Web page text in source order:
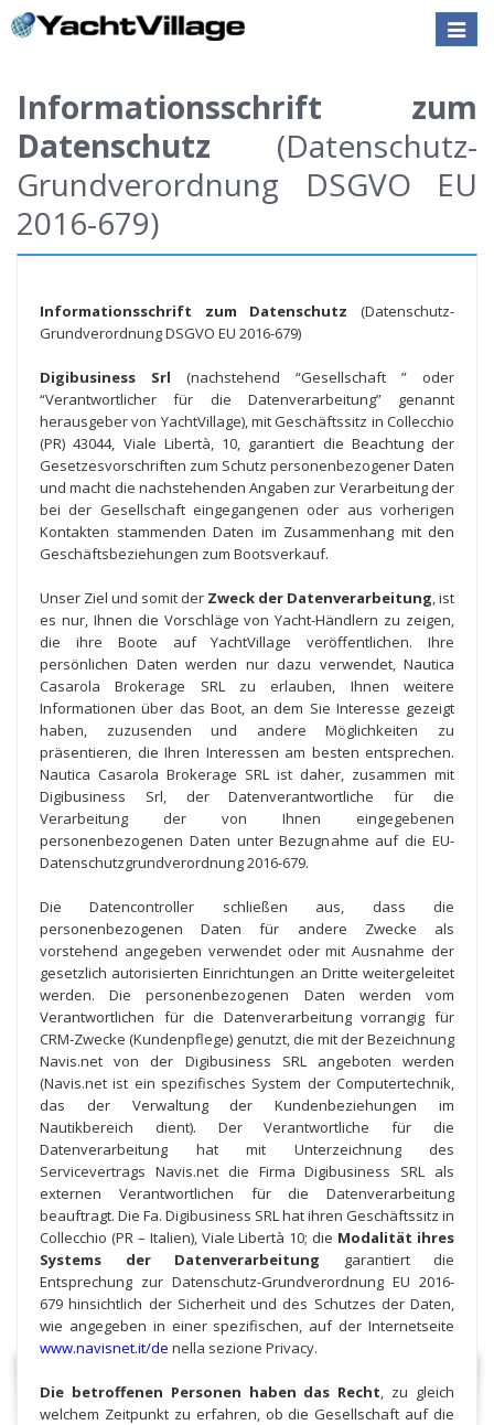
Toggle
Informationsschrift zum
Datenschutz (Datenschutz-
Grundverordnung DSGVO EU
2016-679)
Informationsschrift zum Datenschutz (Datenschutz-
Grundverordnung DSGVO EU 2016-679)
Digibusiness Srl (nachstehend “Gesellschaft ” oder
“Verantwortlicher für die Datenverarbeitung” genannt
herausgeber von YachtVillage), mit Geschäftssitz in Collecchio
(PR) 43044, Viale Libertà, 10, garantiert die Beachtung der
Gesetzesvorschriften zum Schutz personenbezogener Daten
und macht die nachstehenden Angaben zur Verarbeitung der
bei der Gesellschaft eingegangenen oder aus vorherigen
Kontakten stammenden Daten im Zusammenhang mit den
Geschäftsbeziehungen zum Bootsverkauf.
Unser Ziel und somit der Zweck der Datenverarbeitung, ist
es nur, Ihnen die Vorschläge von Yacht-Händlern zu zeigen,
die ihre Boote auf YachtVillage veröffentlichen. Ihre
persönlichen Daten werden nur dazu verwendet, Nautica
Casarola Brokerage SRL zu erlauben, Ihnen weitere
Informationen über das Boot, an dem Sie Interesse gezeigt
haben, zuzusenden und andere Möglichkeiten zu
präsentieren, die Ihren Interessen am besten entsprechen.
Nautica Casarola Brokerage SRL ist daher, zusammen mit
Digibusiness Srl, der Datenverantwortliche für die
Verarbeitung der von Ihnen eingegebenen
personenbezogenen Daten unter Bezugnahme auf die EU-
Datenschutzgrundverordnung 2016-679.
Die Datencontroller schließen aus, dass die
personenbezogenen Daten für andere Zwecke als
vorstehend angegeben verwendet oder mit Ausnahme der
gesetzlich autorisierten Einrichtungen an Dritte weitergeleitet
werden. Die personenbezogenen Daten werden vom
Verantwortlichen für die Datenverarbeitung vorrangig für
CRM-Zwecke (Kundenpflege) genutzt, die mit der Bezeichnung
Navis.net von der Digibusiness SRL angeboten werden
(Navis.net ist ein spezifisches System der Computertechnik,
das der Verwaltung der Kundenbeziehungen im
Nautikbereich dient). Der Verantwortliche für die
Datenverarbeitung hat mit Unterzeichnung des
Servicevertrags Navis.net die Firma Digibusiness SRL als
externen Verantwortlichen für die Datenverarbeitung
beauftragt. Die Fa. Digibusiness SRL hat ihren Geschäftssitz in
Collecchio (PR – Italien), Viale Libertà 10; die Modalität ihres
Systems der Datenverarbeitung garantiert die
Entsprechung zur Datenschutz-Grundverordnung EU 2016-
679 hinsichtlich der Sicherheit und des Schutzes der Daten,
wie angegeben in einer spezifischen, auf der Internetseite
www.navisnet.it/de nella sezione Privacy.
Die betroffenen Personen haben das Recht, zu gleich
welchem Zeitpunkt zu erfahren, ob die Gesellschaft auf die